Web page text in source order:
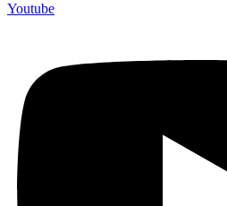
Youtube